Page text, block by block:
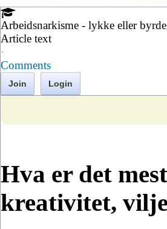
Arbeidsnarkisme - lykke eller byrde
Article text
·
Comments
Join Login
Hva er det
kreativitet,